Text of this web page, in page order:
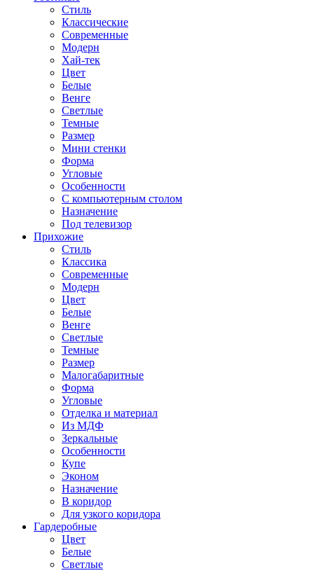
Стиль
Классические
Современные
Модерн
Хай-тек
Цвет
Белые
Венге
Светлые
Темные
Размер
Мини стенки
Форма
Угловые
Особенности
С компьютерным столом
Назначение
Под телевизор
Прихожие
Стиль
Классика
Современные
Модерн
Цвет
Белые
Венге
Светлые
Темные
Размер
Малогабаритные
Форма
Угловые
Отделка и материал
Из МДФ
Зеркальные
Особенности
Купе
Эконом
Назначение
В коридор
Для узкого коридора
Гардеробные
Цвет
Белые
Светлые